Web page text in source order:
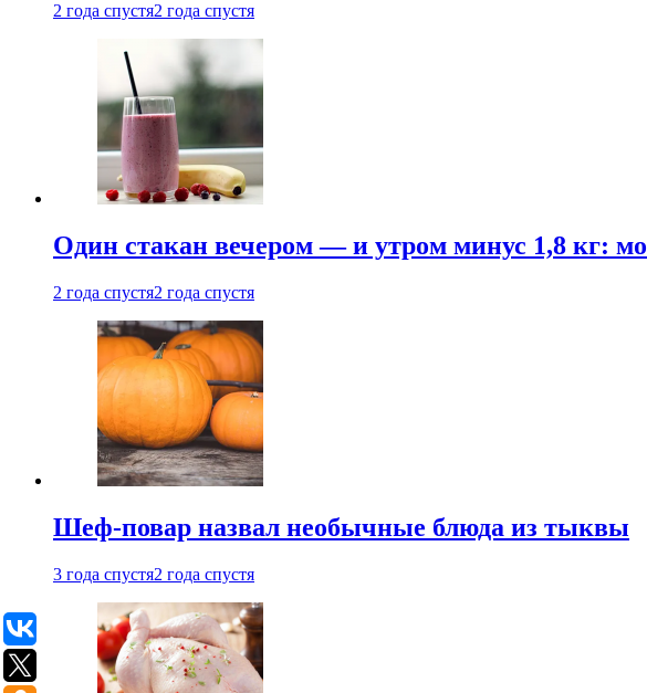
2 года спустя2 года спустя
Один стакан вечером — и утром минус 1,8 кг:
2 года спустя2 года спустя
Шеф-повар назвал необычные блюда из тыквы
3 года спустя2 года спустя